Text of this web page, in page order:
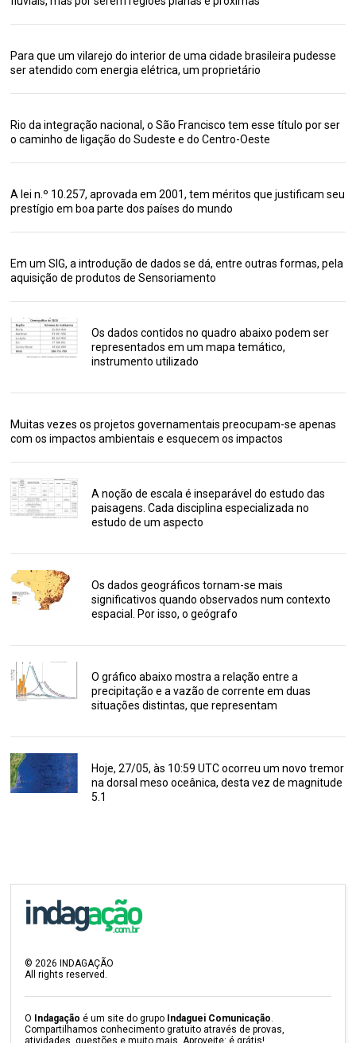
Para que um vilarejo do interior de uma cidade brasileira pudesse
ser atendido com energia elétrica, um proprietário
Rio da integração nacional, o São Francisco tem esse título por ser
o caminho de ligação do Sudeste e do Centro-Oeste
A lei n.º 10.257, aprovada em 2001, tem méritos que justificam seu
prestígio em boa parte dos países do mundo
Em um SIG, a introdução de dados se dá, entre outras formas, pela
aquisição de produtos de Sensoriamento
Os dados contidos no quadro abaixo podem ser
representados em um mapa temático,
instrumento utilizado
Muitas vezes os projetos governamentais preocupam-se apenas
com os impactos ambientais e esquecem os impactos
A noção de escala é inseparável do estudo das
paisagens. Cada disciplina especializada no
estudo de um aspecto
Os dados geográficos tornam-se mais
significativos quando observados num contexto
espacial. Por isso, o geógrafo
O gráfico abaixo mostra a relação entre a
precipitação e a vazão de corrente em duas
situações distintas, que representam
Hoje, 27/05, às 10:59 UTC ocorreu um novo tremor
na dorsal meso oceânica, desta vez de magnitude
5.1
©2026 INDAGAÇÃO
All rights reserved.
O Indagação é um site do grupo Indaguei Comunicação.
Compartilhamos conhecimento gratuito através de provas,